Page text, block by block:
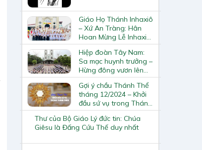
Giáo Họ Thánh Inhaxiô
– Xứ An Tràng: Hân
Hoan Mừng Lễ Inhaxiô
Loyola – Quan Thầy
Và 22 Em Thiếu Nhi
Rước Lễ Lần Đầu
Hiệp đoàn Tây Nam:
Sa mạc huynh trưởng –
Hừng đông vươn lên
XIV
Gợi ý chầu Thánh Thể
tháng 12/2024 – Khởi
đầu sứ vụ trong Thánh
Thần
Thư của Bộ Giáo Lý đức tin: Chúa
Giêsu là Đấng Cứu Thế duy nhất